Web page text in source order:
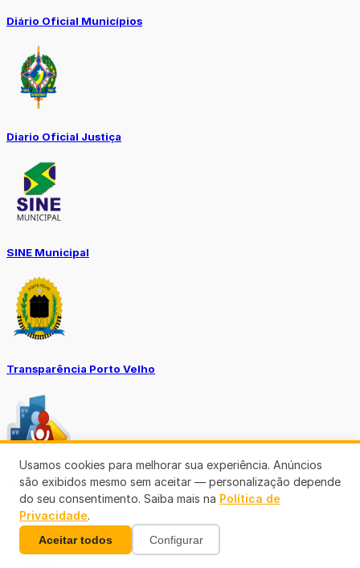
Diário Oficial Municípios
Diario Oficial Justiça
SINE Municipal
Transparência Porto Velho
SEMUSA
(69)3901-3176
Usamos cookies para melhorar sua experiência. Anúncios
são exibidos mesmo sem aceitar — personalização depende
do seu consentimento. Saiba mais na Política de
Privacidade.
Aceitar todos Configurar